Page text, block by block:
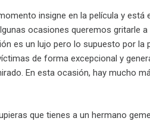
insigne en la película y está
ocasiones queremos gritarle a
es un lujo pero lo supuesto por la
de forma excepcional y
En esta ocasión, hay mucho
que tienes a un hermano